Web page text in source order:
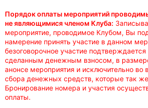
Порядок оплаты мероприятий
не являющимися членом Клуба:
мероприятие, проводимое Клубом, Вы
намерение принять участие в данном
безоговорочное участие
сделанным денежным взносом, в
анонсе мероприятия и исключительно
сбора денежных средств, которые так
Бронирование номера и участия
оплаты.